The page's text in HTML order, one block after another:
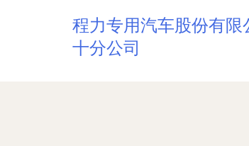
程力专用汽车股份有限
十分公司